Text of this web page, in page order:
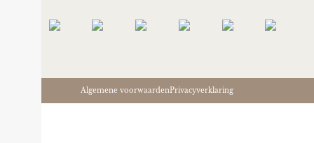
Algemene voorwaardenPrivacyverklaring